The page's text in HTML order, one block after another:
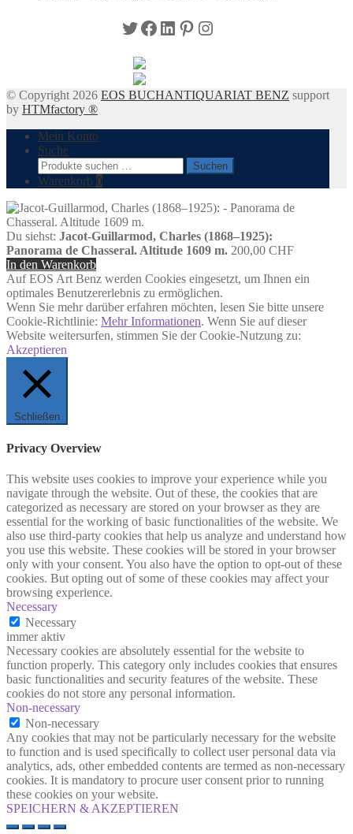
Twitter
Facebook
LinkedIn
Pinterest
Instagram
© Copyright 2026 EOS BUCHANTIQUARIAT BENZ support
by HTMfactory ®
Mein Konto
Suche
Suchen
nach:
Suchen
Warenkorb 0
Du siehst: Jacot-Guillarmod, Charles (1868–1925):
Panorama de Chasseral. Altitude 1609 m. 200,00 CHF
In den Warenkorb
Auf EOS Art Benz werden Cookies eingesetzt, um Ihnen ein
optimales Benutzererlebnis zu ermöglichen.
Wenn Sie mehr darüber erfahren möchten, lesen Sie bitte unsere
Cookie-Richtlinie: Mehr Informationen. Wenn Sie auf dieser
Website weitersurfen, stimmen Sie der Cookie-Nutzung zu:
Akzeptieren
Schließen
Privacy Overview
This website uses cookies to improve your experience while you
navigate through the website. Out of these, the cookies that are
categorized as necessary are stored on your browser as they are
essential for the working of basic functionalities of the website. We
also use third-party cookies that help us analyze and understand how
you use this website. These cookies will be stored in your browser
only with your consent. You also have the option to opt-out of these
cookies. But opting out of some of these cookies may affect your
browsing experience.
Necessary
Necessary
immer aktiv
Necessary cookies are absolutely essential for the website to
function properly. This category only includes cookies that ensures
basic functionalities and security features of the website. These
cookies do not store any personal information.
Non-necessary
Non-necessary
Any cookies that may not be particularly necessary for the website
to function and is used specifically to collect user personal data via
analytics, ads, other embedded contents are termed as non-necessary
cookies. It is mandatory to procure user consent prior to running
these cookies on your website.
SPEICHERN & AKZEPTIEREN